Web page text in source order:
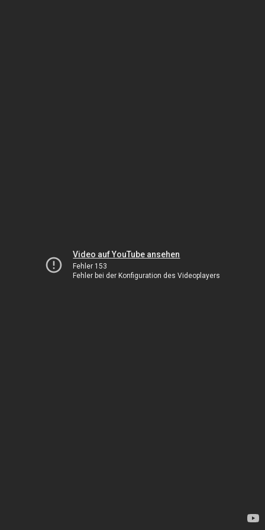
Video auf YouTube ansehen
Fehler 153
Fehler bei der Konfiguration des Videoplayers